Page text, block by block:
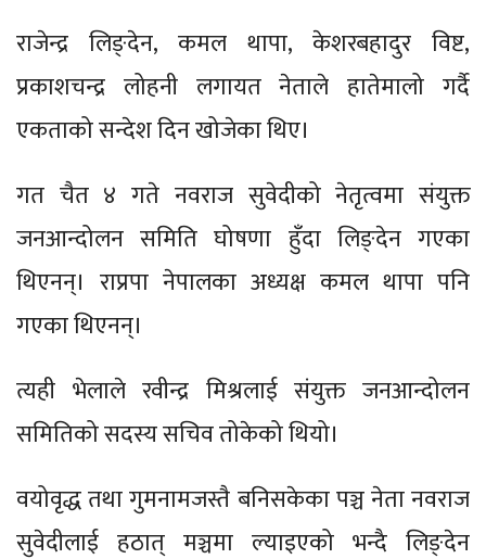
राजेन्द्र लिङ्देन, कमल थापा, केशरबहादुर विष्ट,
प्रकाशचन्द्र लोहनी लगायत नेताले हातेमालो गर्दै
एकताको सन्देश दिन खोजेका थिए।
गत चैत ४ गते नवराज सुवेदीको नेतृत्वमा संयुक्त
जनआन्दोलन समिति घोषणा हुँदा लिङ्देन गएका
थिएनन्। राप्रपा नेपालका अध्यक्ष कमल थापा पनि
गएका थिएनन्।
त्यही भेलाले रवीन्द्र मिश्रलाई संयुक्त जनआन्दोलन
समितिको सदस्य सचिव तोकेको थियो।
वयोवृद्ध तथा गुमनामजस्तै बनिसकेका पञ्च नेता नवराज
सुवेदीलाई हठात् मञ्चमा ल्याइएको भन्दै लिङ्देन